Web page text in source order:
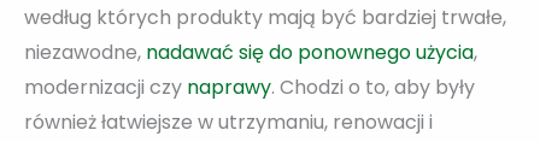
według których produkty mają być bardziej trwałe,
niezawodne, nadawać się do ponownego użycia,
modernizacji czy naprawy. Chodzi o to, aby były
również łatwiejsze w utrzymaniu, renowacji i